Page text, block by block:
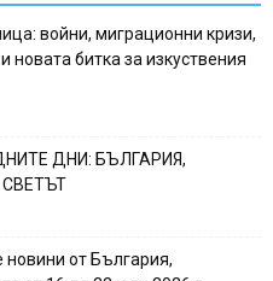
войни, миграционни кризи,
новата битка за изкуствения
ДНИ: БЪЛГАРИЯ,
от България,